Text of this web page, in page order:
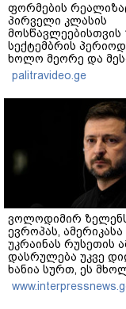
ფორმების
პირველი კლასის
მოსწავლეებისთვის
სექტემბრის
ხოლო მეორე და
ეტაპებზე...
palitravideo.ge
ვოლოდიმირ
ევროპას,
უკრაინას რუსეთის
დასრულება უკვე
ხანია სურთ, ეს
პუტინს არ სურს -
ზეწოლაა საჭირო